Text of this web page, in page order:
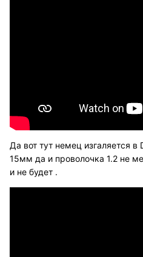
Да вот тут немец изгаляется
15мм да и проволочка 1.2 не
и не будет .